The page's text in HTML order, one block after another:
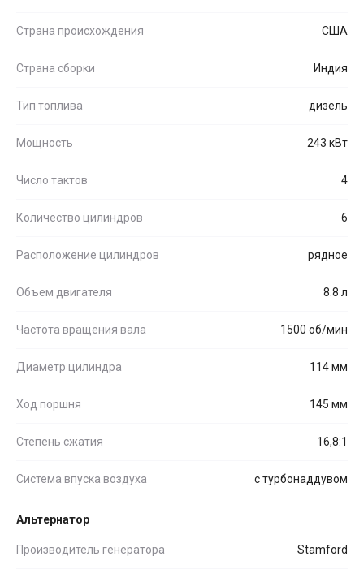
Страна происхождения США
Страна сборки Индия
Тип топлива дизель
Мощность 243 кВт
Число тактов 4
Количество цилиндров 6
Расположение цилиндров рядное
Объем двигателя 8.8 л
Частота вращения вала 1500 об/мин
Диаметр цилиндра 114 мм
Ход поршня 145 мм
Степень сжатия 16,8:1
Система впуска воздуха с турбонаддувом
Альтернатор
Производитель генератора Stamford